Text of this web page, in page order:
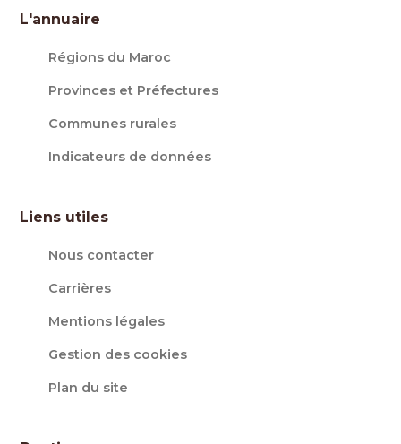
L'annuaire
Régions du Maroc
Provinces et Préfectures
Communes rurales
Indicateurs de données
Liens utiles
Nous contacter
Carrières
Mentions légales
Gestion des cookies
Plan du site